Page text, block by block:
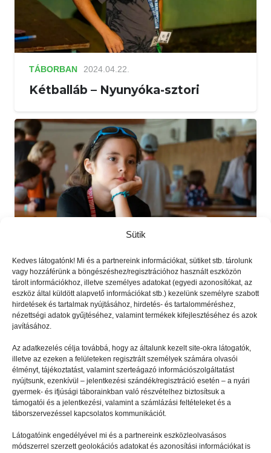
Sütik
Kedves látogatónk! Mi és a partnereink információkat, sütiket stb. tárolunk
vagy hozzáférünk a böngészéshez/regisztrációhoz használt eszközön
tárolt információkhoz, illetve személyes adatokat (egyedi azonosítókat, az
eszköz által küldött alapvető információkat stb.) kezelünk személyre szabott
hirdetések és tartalmak nyújtásához, hirdetés- és tartalomméréshez,
nézettségi adatok gyűjtéséhez, valamint termékek kifejlesztéséhez és azok
javításához.
Az adatkezelés célja továbbá, hogy az általunk kezelt site-okra látogatók,
illetve az ezeken a felületeken regisztrált személyek számára olvasói
élményt, tájékoztatást, valamint szerteágazó információszolgáltatást
nyújtsunk, ezenkívül – jelentkezési szándék/regisztráció esetén – a nyári
gyermek- és ifjúsági táborainkban való részvételhez biztosítsuk a
támogatói és a jelentkezési, valamint a számlázási feltételeket és a
táborszervezéssel kapcsolatos kommunikációt.
Látogatóink engedélyével mi és a partnereink eszközleolvasásos
módszerrel szerzett geolokációs adatokat és azonosítási információkat is
TÁBORBAN 2024.04.22.
Kétballáb – Nyunyóka-sztori
TÁBORBAN 2023.04.13.
Nálunk járt az Amnesty
International